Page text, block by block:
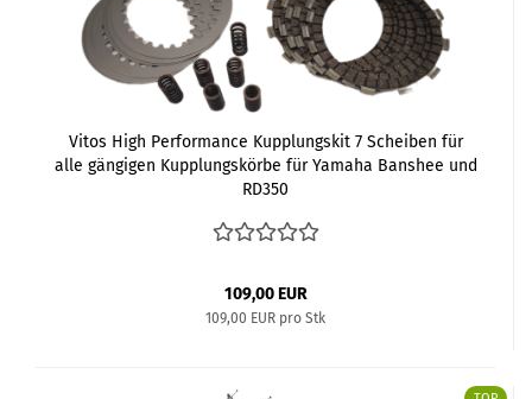
Vitos High Performance Kupplungskit 7 Scheiben für
alle gängigen Kupplungskörbe für Yamaha Banshee und
RD350
109,00 EUR
109,00 EUR pro Stk